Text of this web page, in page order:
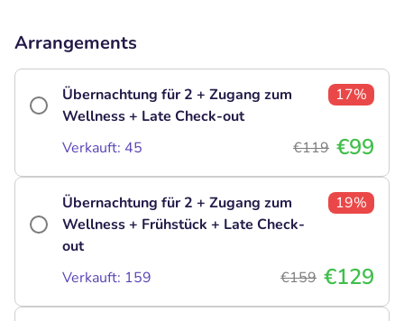
Arrangements
Übernachtung für 2 + Zugang zum
Wellness + Late Check-out
17%
Verkauft: 45 €119 €99
Übernachtung für 2 + Zugang zum
Wellness + Frühstück + Late Check-
out
19%
Verkauft: 159 €159 €129